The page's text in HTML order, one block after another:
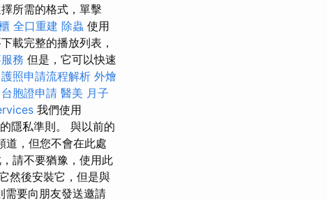
所需的格式，單擊
全口重建 除蟲 使用
載完整的播放列表，
務 但是，它可以快速
護照申請流程解析 外燴
台胞證申請 醫美 月子
我們使用
隱私準則。 與以前的
道，但您不會在此處
請不要猶豫，使用此
然後安裝它，但是與
需要向朋友發送邀請